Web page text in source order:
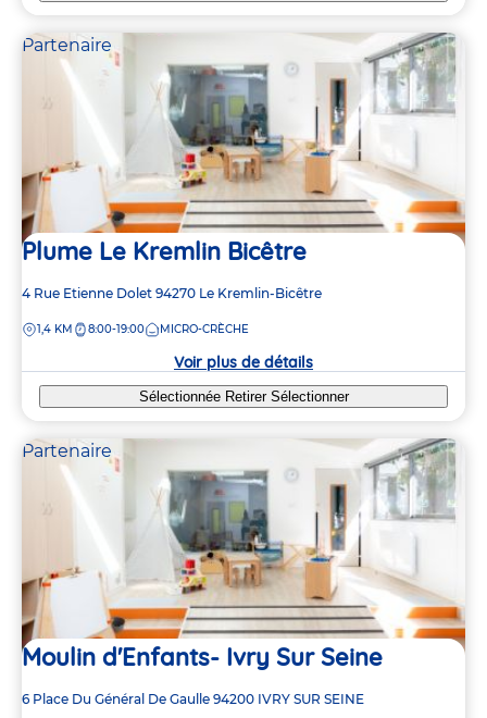
Partenaire
Plume Le Kremlin Bicêtre
Adresse
la
4 Rue Etienne Dolet 94270 Le Kremlin-Bicêtre
DISTANCE
1,4 KM 8:00-19:00 MICRO-CRÈCHE
Voir plus de détails
Sélectionnée Retirer Sélectionner
Partenaire
Moulin d'Enfants- Ivry Sur Seine
Adresse
6 Place Du Général De Gaulle 94200 IVRY SUR SEINE